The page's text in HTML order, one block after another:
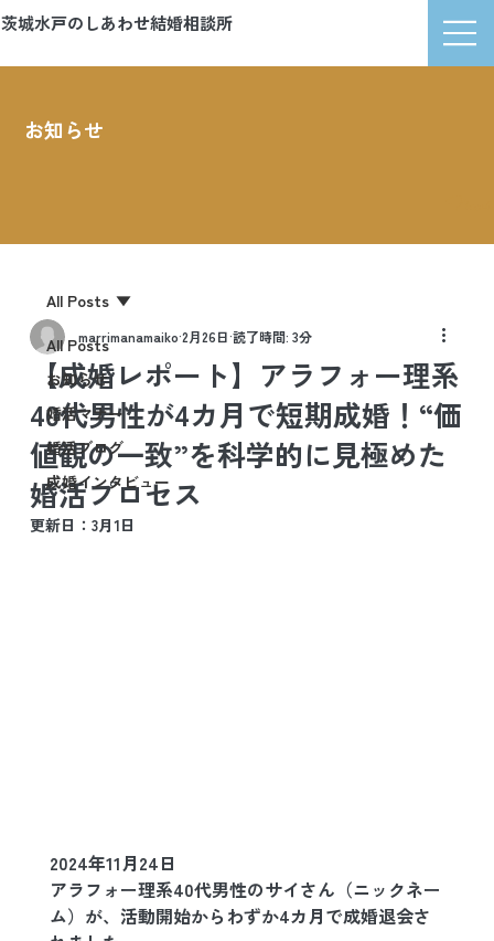
茨城水戸のしあわせ結婚相談所
お知らせ
All Posts
お知らせ
婚活マナー
婚活ブログ
成婚インタビュー
All Posts
【成婚レポート】アラフォー理系
40代男性が4カ月で短期成婚！“価
値観の一致”を科学的に見極めた
婚活プロセス
marrimanamaiko 2月26日 読了時間: 3分
更新日： 3月1日
2024年11月24日
アラフォー理系40代男性のサイさん（ニックネー
ム）が、活動開始からわずか4カ月で成婚退会さ